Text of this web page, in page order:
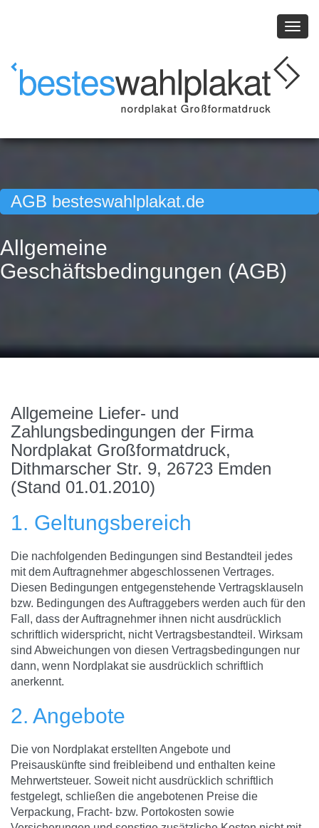
AGB besteswahlplakat.de
Allgemeine
Geschäftsbedingungen (AGB)
Allgemeine Liefer- und
Zahlungsbedingungen der Firma
Nordplakat Großformatdruck,
Dithmarscher Str. 9, 26723 Emden
(Stand 01.01.2010)
1. Geltungsbereich
Die nachfolgenden Bedingungen sind Bestandteil jedes
mit dem Auftragnehmer abgeschlossenen Vertrages.
Diesen Bedingungen entgegenstehende Vertragsklauseln
bzw. Bedingungen des Auftraggebers werden auch für den
Fall, dass der Auftragnehmer ihnen nicht ausdrücklich
schriftlich widerspricht, nicht Vertragsbestandteil. Wirksam
sind Abweichungen von diesen Vertragsbedingungen nur
dann, wenn Nordplakat sie ausdrücklich schriftlich
anerkennt.
2. Angebote
Die von Nordplakat erstellten Angebote und
Preisauskünfte sind freibleibend und enthalten keine
Mehrwertsteuer. Soweit nicht ausdrücklich schriftlich
festgelegt, schließen die angebotenen Preise die
Verpackung, Fracht- bzw. Portokosten sowie